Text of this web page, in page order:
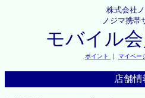
株式会社
ノジマ携帯
モバイル
ポイント ｜ マイペー
店舗情